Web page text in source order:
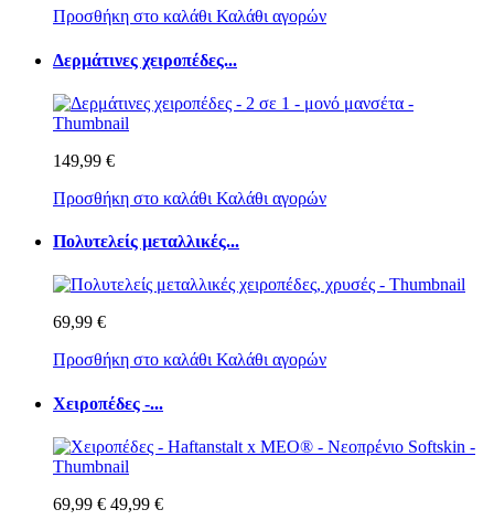
Προσθήκη στο καλάθι Καλάθι αγορών
Δερμάτινες χειροπέδες...
149,99 €
Προσθήκη στο καλάθι Καλάθι αγορών
Πολυτελείς μεταλλικές...
69,99 €
Προσθήκη στο καλάθι Καλάθι αγορών
Χειροπέδες -...
69,99 € 49,99 €